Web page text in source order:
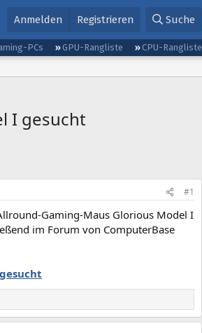
Anmelden Registrieren Suche
PCs GPU-Rangliste
CPU-Rangliste
I gesucht
#1
Gaming-Maus Glorious Model I
im Forum von ComputerBase